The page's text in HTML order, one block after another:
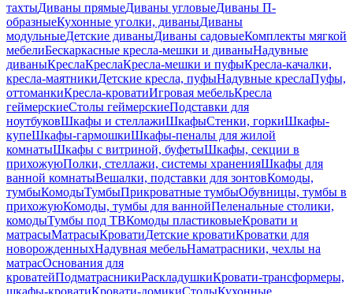
тахтыДиваны прямыеДиваны угловыеДиваны П-
образныеКухонные уголки, диваныДиваны
модульныеДетские диваныДиваны садовыеКомплекты мягкой
мебелиБескаркасные кресла-мешки и диваныНадувные
диваныКреслаКреслаКресла-мешки и пуфыКресла-качалки,
кресла-маятникиДетские кресла, пуфыНадувные креслаПуфы,
оттоманкиКресла-кроватиИгровая мебельКресла
геймерскиеСтолы геймерскиеПодставки для
ноутбуковШкафы и стеллажиШкафыСтенки, горкиШкафы-
купеШкафы-гармошкиШкафы-пеналы для жилой
комнатыШкафы с витриной, буфетыШкафы, секции в
прихожуюПолки, стеллажи, системы храненияШкафы для
ванной комнатыВешалки, подставки для зонтовКомоды,
тумбыКомодыТумбыПрикроватные тумбыОбувницы, тумбы в
прихожуюКомоды, тумбы для ваннойПеленальные столики,
комодыТумбы под ТВКомоды пластиковыеКровати и
матрасыМатрасыКроватиДетские кроватиКроватки для
новорожденныхНадувная мебельНаматрасники, чехлы на
матрасОснования для
кроватейПодматрасникиРаскладушкиКровати-трансформеры,
шкафы-кроватиКровати-домикиСтолыКухонные